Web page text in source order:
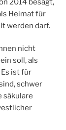
2014 besagt,
Heimat für
werden darf.
nicht
soll, als
ist für
schwer
säkulare